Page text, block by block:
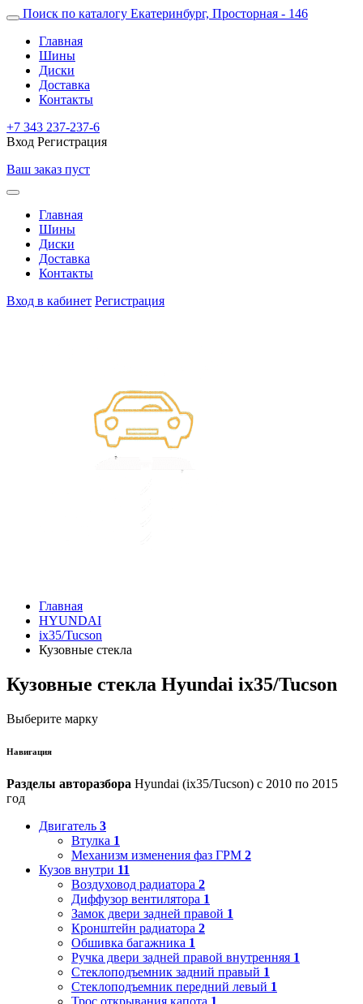
Поиск по каталогу Екатеринбург, Просторная - 146
Главная
Шины
Диски
Доставка
Контакты
+7 343 237-237-6
Вход Регистрация
Ваш заказ пуст
Главная
Шины
Диски
Доставка
Контакты
Вход в кабинет Регистрация
Главная
HYUNDAI
ix35/Tucson
Кузовные стекла
Кузовные стекла Hyundai ix35/Tucson
Выберите марку
Навигация
Разделы авторазбора Hyundai (ix35/Tucson) с 2010 по 2015
год
Двигатель 3
Втулка 1
Механизм изменения фаз ГРМ 2
Кузов внутри 11
Воздуховод радиатора 2
Диффузор вентилятора 1
Замок двери задней правой 1
Кронштейн радиатора 2
Обшивка багажника 1
Ручка двери задней правой внутренняя 1
Стеклоподъемник задний правый 1
Стеклоподъемник передний левый 1
Трос открывания капота 1